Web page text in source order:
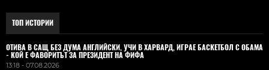
ТОП ИСТОРИИ
ОТИВА В САЩ БЕЗ ДУМА АНГЛИЙСКИ, УЧИ В ХАРВАРД, ИГРАЕ БАСКЕТБОЛ С ОБАМА
- КОЙ Е ФАВОРИТЪТ ЗА ПРЕЗИДЕНТ НА ФИФА
13:18 - 07.08.2026